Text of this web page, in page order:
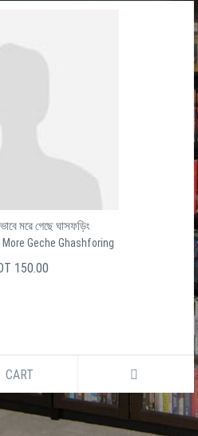
মরে গেছে ঘাসফড়িং
Geche Ghashforing
150.00
CART